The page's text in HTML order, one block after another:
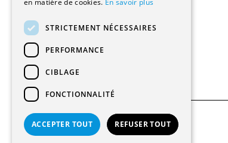
info@architectes.ch
© 2026 Tous droits réservés
en matière de cookies. En savoir plus
STRICTEMENT NÉCESSAIRES
PERFORMANCE
CIBLAGE
FONCTIONNALITÉ
ACCEPTER TOUT REFUSER TOUT